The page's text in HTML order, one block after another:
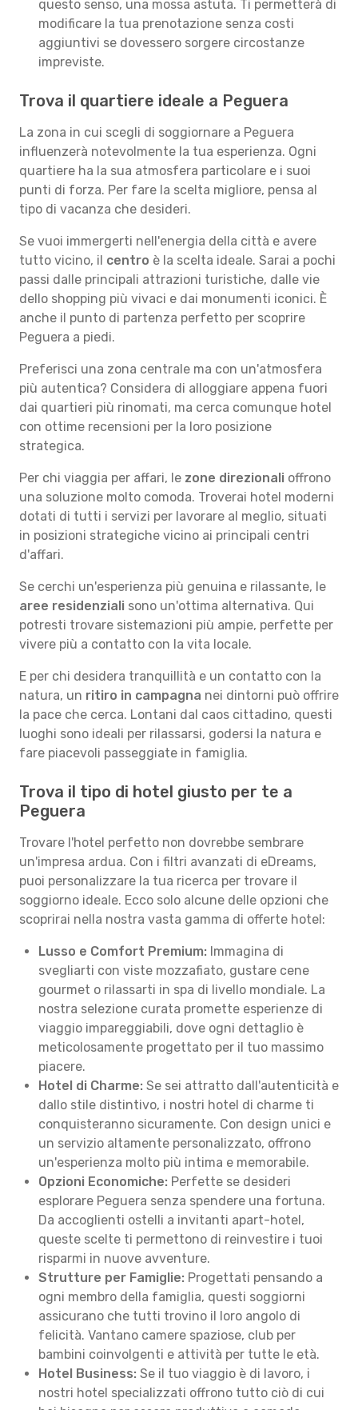
questo senso, una mossa astuta. Ti permetterà di
modificare la tua prenotazione senza costi
aggiuntivi se dovessero sorgere circostanze
impreviste.
Trova il quartiere ideale a Peguera
La zona in cui scegli di soggiornare a Peguera
influenzerà notevolmente la tua esperienza. Ogni
quartiere ha la sua atmosfera particolare e i suoi
punti di forza. Per fare la scelta migliore, pensa al
tipo di vacanza che desideri.
Se vuoi immergerti nell'energia della città e avere
tutto vicino, il centro è la scelta ideale. Sarai a pochi
passi dalle principali attrazioni turistiche, dalle vie
dello shopping più vivaci e dai monumenti iconici. È
anche il punto di partenza perfetto per scoprire
Peguera a piedi.
Preferisci una zona centrale ma con un'atmosfera
più autentica? Considera di alloggiare appena fuori
dai quartieri più rinomati, ma cerca comunque hotel
con ottime recensioni per la loro posizione
strategica.
Per chi viaggia per affari, le zone direzionali offrono
una soluzione molto comoda. Troverai hotel moderni
dotati di tutti i servizi per lavorare al meglio, situati
in posizioni strategiche vicino ai principali centri
d'affari.
Se cerchi un'esperienza più genuina e rilassante, le
aree residenziali sono un'ottima alternativa. Qui
potresti trovare sistemazioni più ampie, perfette per
vivere più a contatto con la vita locale.
E per chi desidera tranquillità e un contatto con la
natura, un ritiro in campagna nei dintorni può offrire
la pace che cerca. Lontani dal caos cittadino, questi
luoghi sono ideali per rilassarsi, godersi la natura e
fare piacevoli passeggiate in famiglia.
Trova il tipo di hotel giusto per te a
Peguera
Trovare l'hotel perfetto non dovrebbe sembrare
un'impresa ardua. Con i filtri avanzati di eDreams,
puoi personalizzare la tua ricerca per trovare il
soggiorno ideale. Ecco solo alcune delle opzioni che
scoprirai nella nostra vasta gamma di offerte hotel:
Lusso e Comfort Premium: Immagina di
svegliarti con viste mozzafiato, gustare cene
gourmet o rilassarti in spa di livello mondiale. La
nostra selezione curata promette esperienze di
viaggio impareggiabili, dove ogni dettaglio è
meticolosamente progettato per il tuo massimo
piacere.
Hotel di Charme: Se sei attratto dall'autenticità e
dallo stile distintivo, i nostri hotel di charme ti
conquisteranno sicuramente. Con design unici e
un servizio altamente personalizzato, offrono
un'esperienza molto più intima e memorabile.
Opzioni Economiche: Perfette se desideri
esplorare Peguera senza spendere una fortuna.
Da accoglienti ostelli a invitanti apart-hotel,
queste scelte ti permettono di reinvestire i tuoi
risparmi in nuove avventure.
Strutture per Famiglie: Progettati pensando a
ogni membro della famiglia, questi soggiorni
assicurano che tutti trovino il loro angolo di
felicità. Vantano camere spaziose, club per
bambini coinvolgenti e attività per tutte le età.
Hotel Business: Se il tuo viaggio è di lavoro, i
nostri hotel specializzati offrono tutto ciò di cui